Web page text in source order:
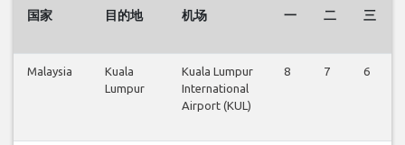
国家 目的地 机场 一 二 三
Malaysia
Kuala
Lumpur
Kuala Lumpur
International
Airport (KUL)
8 7 6